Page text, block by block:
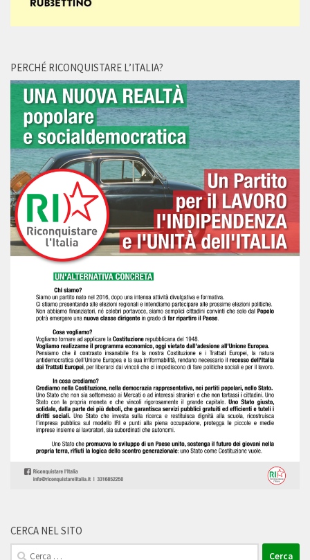
PERCHÉ RICONQUISTARE L’ITALIA?
CERCA NEL SITO
Ricerca